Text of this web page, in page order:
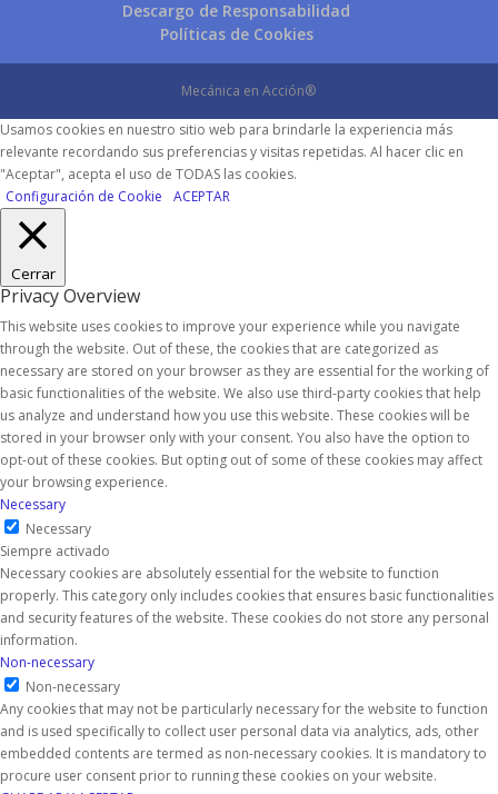
Descargo de Responsabilidad
Políticas de Cookies
Mecánica en Acción®
Usamos cookies en nuestro sitio web para brindarle la experiencia más
relevante recordando sus preferencias y visitas repetidas. Al hacer clic en
"Aceptar", acepta el uso de TODAS las cookies.
Configuración de Cookie
ACEPTAR
Cerrar
Privacy Overview
This website uses cookies to improve your experience while you navigate
through the website. Out of these, the cookies that are categorized as
necessary are stored on your browser as they are essential for the working of
basic functionalities of the website. We also use third-party cookies that help
us analyze and understand how you use this website. These cookies will be
stored in your browser only with your consent. You also have the option to
opt-out of these cookies. But opting out of some of these cookies may affect
your browsing experience.
Necessary
Necessary
Siempre activado
Necessary cookies are absolutely essential for the website to function
properly. This category only includes cookies that ensures basic functionalities
and security features of the website. These cookies do not store any personal
information.
Non-necessary
Non-necessary
Any cookies that may not be particularly necessary for the website to function
and is used specifically to collect user personal data via analytics, ads, other
embedded contents are termed as non-necessary cookies. It is mandatory to
procure user consent prior to running these cookies on your website.